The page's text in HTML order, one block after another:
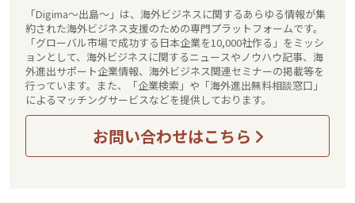
「Digima～出島～」は、海外ビジネスに関するあらゆる情報が集
約された海外ビジネス支援のための専門プラットフォームです。
「グローバル市場で成功する日本企業を10,000社作る」をミッシ
ョンとして、海外ビジネスに関するニュースやノウハウ記事、海
外進出サポート企業情報、海外ビジネス関連セミナーの掲載等を
行っています。また、「企業検索」や「海外進出無料相談窓口」
によるマッチングサービスなどを提供しております。
お問い合わせはこちら